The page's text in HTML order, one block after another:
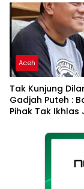
Aceh
Tak Kunjung
Gadjah Puteh :
Pihak Tak Ikhlas